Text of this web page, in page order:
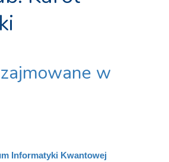
w
Informatyki Kwantowej